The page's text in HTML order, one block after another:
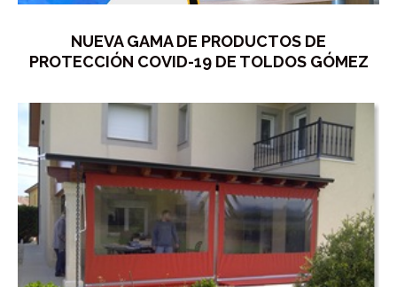
NUEVA GAMA DE PRODUCTOS DE
PROTECCIÓN COVID-19 DE TOLDOS GÓMEZ